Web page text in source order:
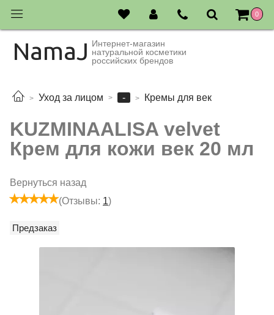
0
NamaJ Интернет-магазин
натуральной косметики
российских брендов
Уход за лицом - Кремы для век
KUZMINAALISA velvet
Крем для кожи век 20 мл
Вернуться назад
(Отзывы: 1)
Предзаказ